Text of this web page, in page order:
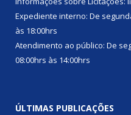
Expediente interno: De
às 18:00hrs
Atendimento ao público: De
08:00hrs às 14:00hrs
ÚLTIMAS PUBLICAÇÕES